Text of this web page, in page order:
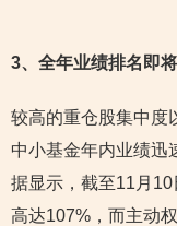
3、全年业绩排名即
较高的重仓股集中度
中小基金年内业绩迅
据显示，截至11月
高达107%，而主动